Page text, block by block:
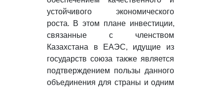
устойчивого экономического
роста. В этом плане инвестиции,
связанные с членством
Казахстана в ЕАЭС, идущие из
государств союза также является
подтверждением пользы данного
объединения для страны и одним